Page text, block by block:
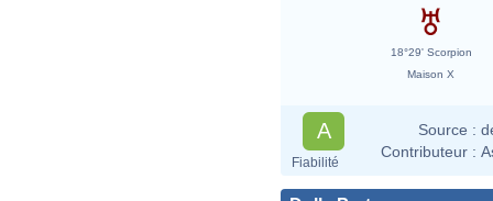
18°29' Scorpion
Maison X
A
Fiabilité
Source :
Contributeur :